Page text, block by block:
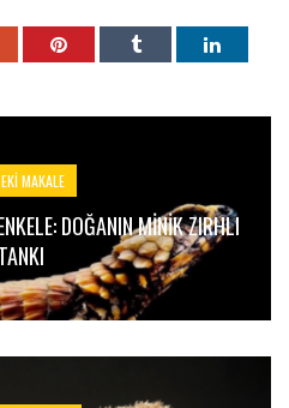
MAKALE
DOĞANIN MINIK ZIRHLI
TANKI